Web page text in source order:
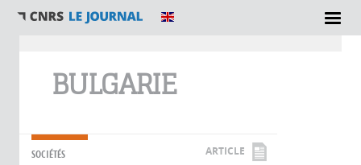
BULGARIE
SOCIÉTÉS ARTICLE